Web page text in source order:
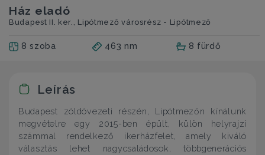
Ház eladó
Budapest II. ker., Lipótmező városrész - Lipótmező
8 szoba 463 nm 8 fürdő
Leírás
Budapest zöldövezeti részén, Lipótmezőn kínálunk
megvételre egy 2015-ben épült, külön helyrajzi
számmal rendelkező ikerházfelet, amely kiváló
választás lehet nagycsaládosok, többgenerációs